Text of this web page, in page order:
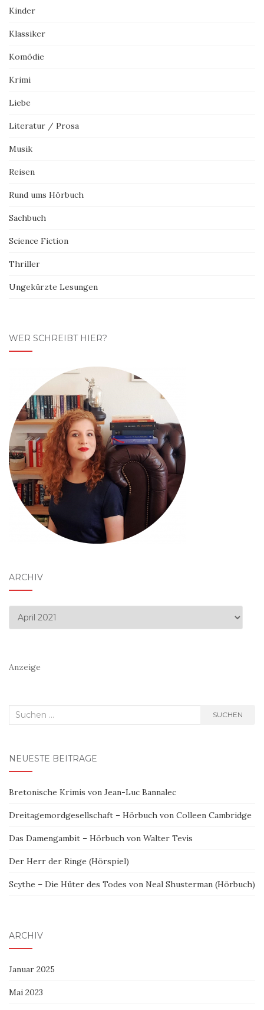
Kinder
Klassiker
Komödie
Krimi
Liebe
Literatur / Prosa
Musik
Reisen
Rund ums Hörbuch
Sachbuch
Science Fiction
Thriller
Ungekürzte Lesungen
WER SCHREIBT HIER?
ARCHIV
Archiv
Anzeige
Suchen
SUCHEN
NEUESTE BEITRÄGE
Bretonische Krimis von Jean-Luc Bannalec
Dreitagemordgesellschaft – Hörbuch von Colleen Cambridge
Das Damengambit – Hörbuch von Walter Tevis
Der Herr der Ringe (Hörspiel)
Scythe – Die Hüter des Todes von Neal Shusterman (Hörbuch)
ARCHIV
Januar 2025
Mai 2023